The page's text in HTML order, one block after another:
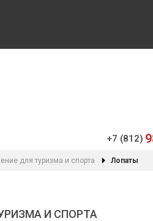
+7 (812)
для туризма и спорта Лопаты
И СПОРТА